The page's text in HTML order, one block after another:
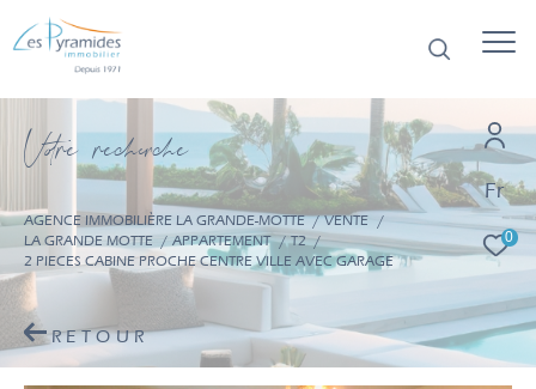
Fr
0
Vore recece
AGENCE IMMOBILIÈRE LA GRANDE-MOTTE
VENTE
LA GRANDE MOTTE
APPARTEMENT
T2
2 PIECES CABINE PROCHE CENTRE VILLE AVEC GARAGE
RETOUR